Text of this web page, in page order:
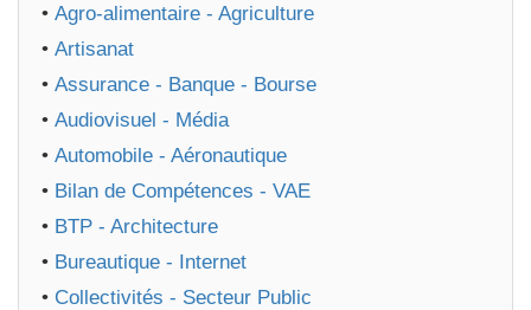
• Agro-alimentaire - Agriculture
• Artisanat
• Assurance - Banque - Bourse
• Audiovisuel - Média
• Automobile - Aéronautique
• Bilan de Compétences - VAE
• BTP - Architecture
• Bureautique - Internet
• Collectivités - Secteur Public